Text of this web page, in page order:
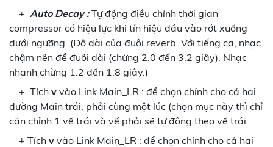
+ Auto Decay :Tự động điều chỉnh thời gian
compressor có hiệu lực khi tín hiệu đầu vào rớt xuống
dưới ngưỡng. (Độ dài của đuôi reverb. Với tiếng ca, nhạc
chậm nên để đuôi dài (chừng 2.0 đến 3.2 giây). Nhạc
nhanh chừng 1.2 đến 1.8 giây.)
+ Tíchv vào Link Main_LR : để chọn chỉnh cho cả hai
đường Main trái, phải cùng một lúc (chọn mục này thì chỉ
cần chỉnh 1 vế trái và vế phải sẽ tự động theo vế trái
+ Tíchv vào Link Main_LR : để chọn chỉnh cho cả hai